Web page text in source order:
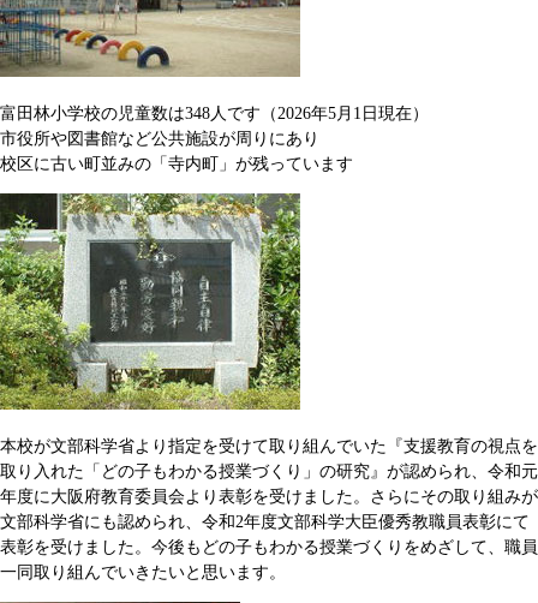
富田林小学校の児童数は348人です（2026年5月1日現在）
市役所や図書館など公共施設が周りにあり
校区に古い町並みの「寺内町」が残っています
本校が文部科学省より指定を受けて取り組んでいた『支援教育の視点を
取り入れた「どの子もわかる授業づくり」の研究』が認められ、令和元
年度に大阪府教育委員会より表彰を受けました。さらにその取り組みが
文部科学省にも認められ、令和2年度文部科学大臣優秀教職員表彰にて
表彰を受けました。今後もどの子もわかる授業づくりをめざして、職員
一同取り組んでいきたいと思います。